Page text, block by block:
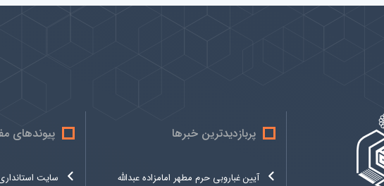
پربازدیدترین خبرها
آیین غباروبی حرم مطهر امامزاده عبدالله
پیوندهای
سایت